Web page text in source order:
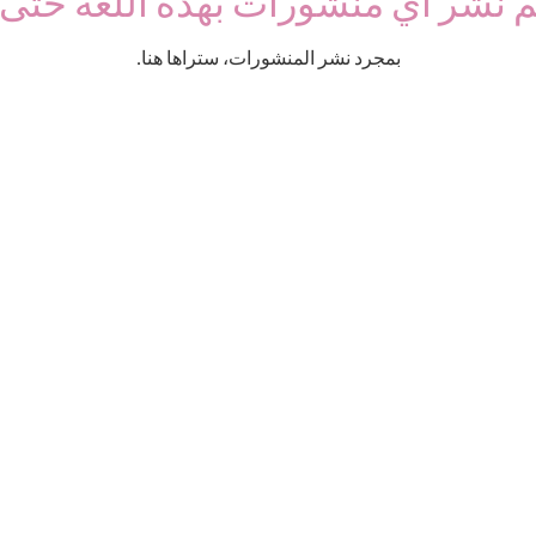
بمجرد نشر المنشورات، ستراها هنا.